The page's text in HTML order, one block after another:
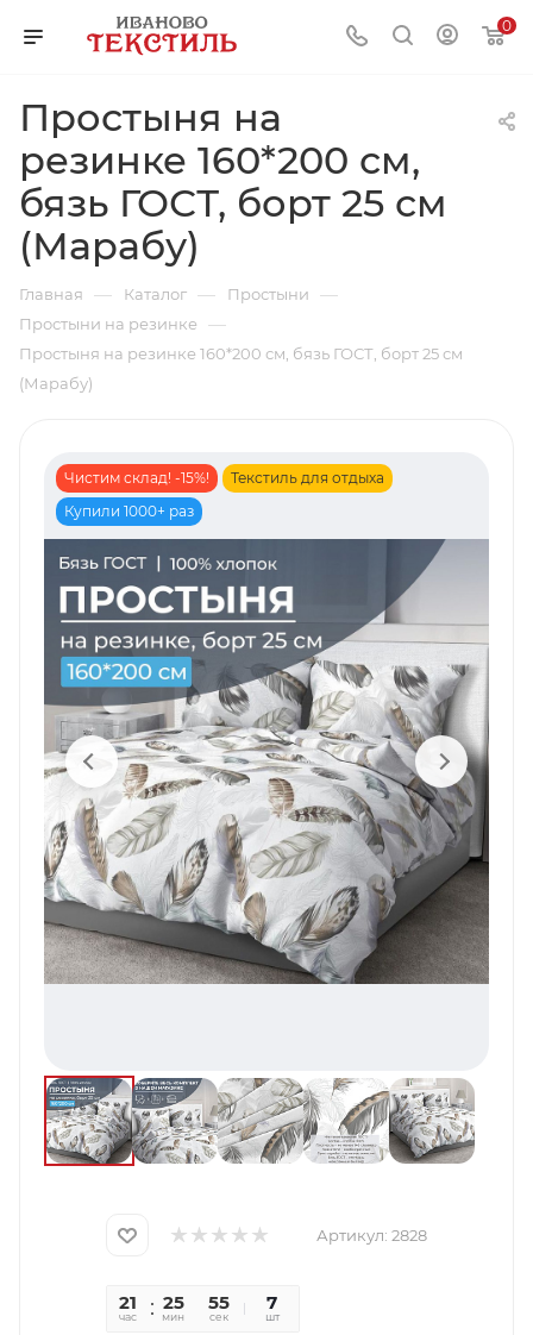
0
Простыня на
резинке 160*200 см,
бязь ГОСТ, борт 25 см
(Марабу)
Главная — Каталог — Простыни —
Простыни на резинке —
Простыня на резинке 160*200 см, бязь ГОСТ, борт 25 см
(Марабу)
Чистим склад! -15%!
Текстиль для отдыха
Купили 1000+ раз
Артикул: 2828
21
час
25
мин
55
сек
7
шт